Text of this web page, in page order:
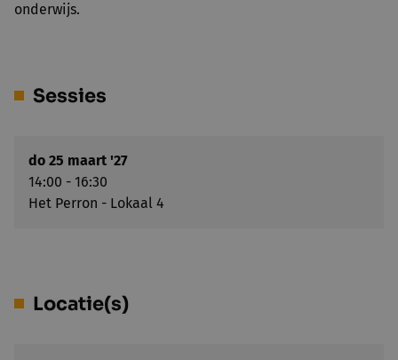
onderwijs.
Sessies
do 25 maart '27
14:00 - 16:30
Het Perron - Lokaal 4
Locatie(s)